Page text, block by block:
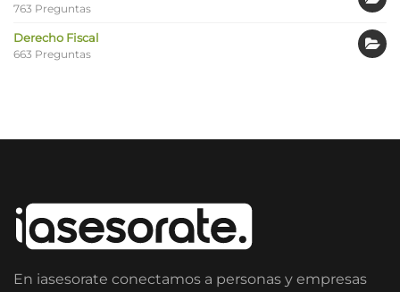
763 Preguntas
Derecho Fiscal
663 Preguntas
En iasesorate conectamos a personas y empresas